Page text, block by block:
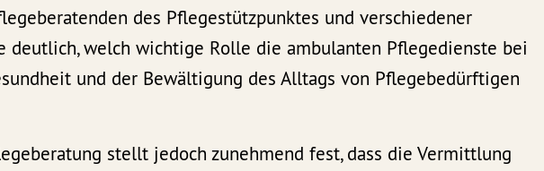
des Pflegestützpunktes und verschiedener
deutlich, welch wichtige Rolle die ambulanten Pflegedienste bei
und der Bewältigung des Alltags von Pflegebedürftigen
stellt jedoch zunehmend fest, dass die Vermittlung